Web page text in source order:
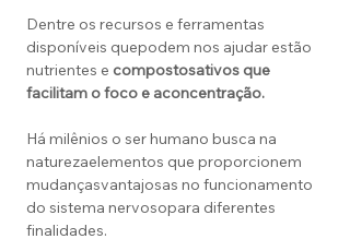
Dentre os recursos e ferramentas
disponíveis quepodem nos ajudar estão
nutrientes e compostosativos que
facilitam o foco e aconcentração.
Há milênios o ser humano busca na
naturezaelementos que proporcionem
mudançasvantajosas no funcionamento
do sistema nervosopara diferentes
finalidades.